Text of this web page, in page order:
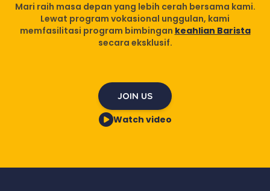
Mari raih masa depan yang lebih cerah bersama kami.
Lewat program vokasional unggulan, kami
memfasilitasi program bimbingan keahlian Barista
secara eksklusif.
JOIN US
Watch video